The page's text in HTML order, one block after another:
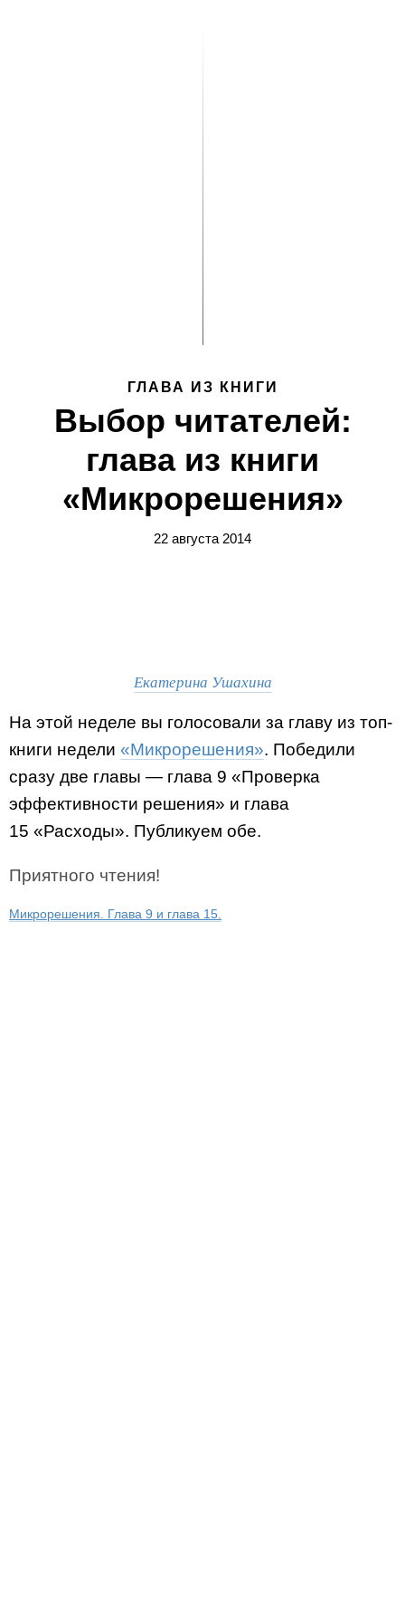
ГЛАВА ИЗ КНИГИ
Выбор читателей:
глава из книги
«Микрорешения»
22 августа 2014
Екатерина Ушахина
На этой неделе вы голосовали за главу из топ-
книги недели «Микрорешения». Победили
сразу две главы — глава 9 «Проверка
эффективности решения» и глава
15 «Расходы». Публикуем обе.
Приятного чтения!
Микрорешения. Глава 9 и глава 15.